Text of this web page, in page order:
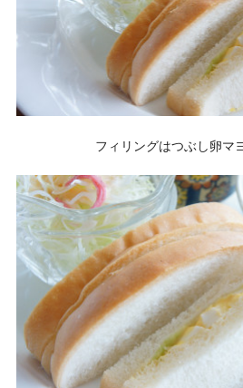
フィリングはつぶし卵マ